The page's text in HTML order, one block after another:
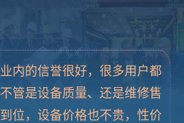
内的信誉很好，很多用户都
管是设备质量、还是维修售
位，设备价格也不贵，性价